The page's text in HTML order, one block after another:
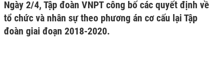
Ngày 2/4, Tập đoàn VNPT công bố các quyết định về
tổ chức và nhân sự theo phương án cơ cấu lại Tập
đoàn giai đoạn 2018-2020.